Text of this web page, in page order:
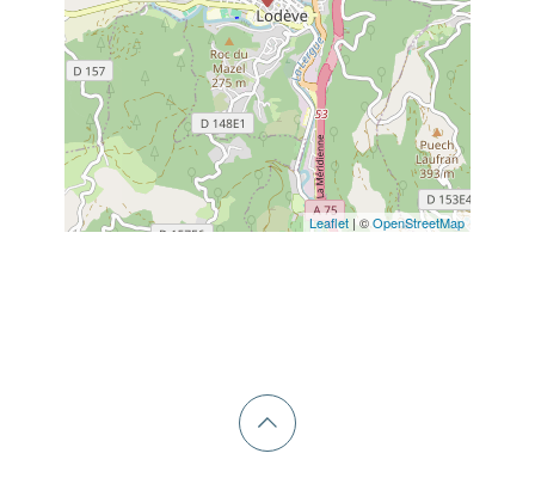
Leaflet | ©OpenStreetMap